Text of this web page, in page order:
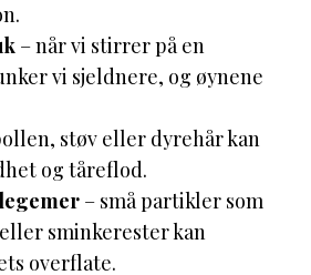
– når vi stirrer på en
vi sjeldnere, og øynene
støv eller dyrehår kan
og tåreflod.
– små partikler som
sminkerester kan
overflate.